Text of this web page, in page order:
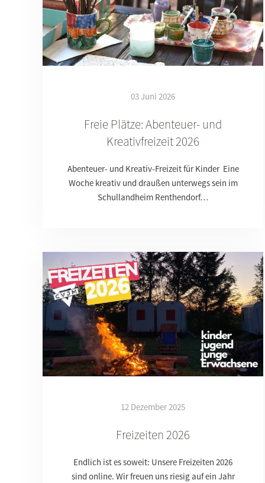
03 Juni 2026
Freie Plätze: Abenteuer- und
Kreativfreizeit 2026
Abenteuer- und Kreativ-Freizeit für Kinder Eine
Woche kreativ und draußen unterwegs sein im
Schullandheim Renthendorf…
12 Dezember 2025
Freizeiten 2026
Endlich ist es soweit: Unsere Freizeiten 2026
sind online. Wir freuen uns riesig auf ein Jahr